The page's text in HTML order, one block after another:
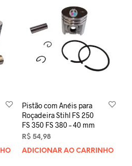
Pistão com Anéis para
Roçadeira Stihl FS 250
FS 350 FS 380 – 40 mm
R$ 54,98
ADICIONAR AO CARRINHO